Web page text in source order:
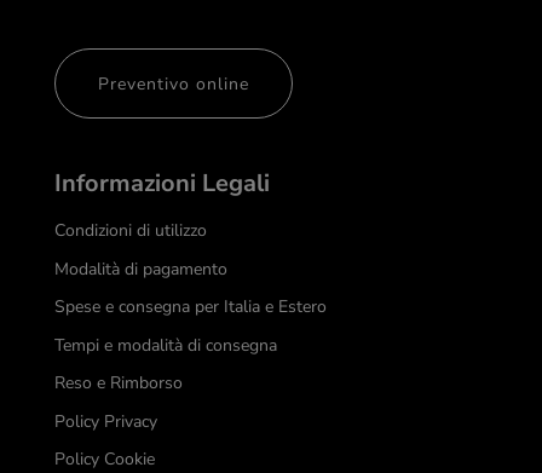
Preventivo online
Informazioni Legali
Condizioni di utilizzo
Modalità di pagamento
Spese e consegna per Italia e Estero
Tempi e modalità di consegna
Reso e Rimborso
Policy Privacy
Policy Cookie